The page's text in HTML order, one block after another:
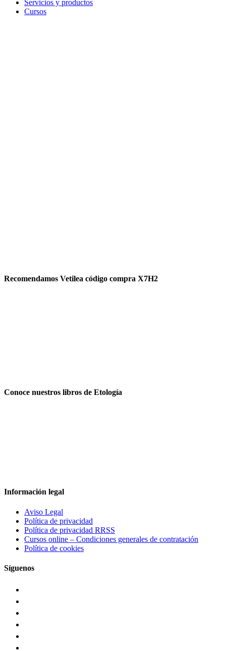
Servicios y productos
Cursos
Recomendamos Vetilea código compra X7H2
Conoce nuestros libros de Etología
Información legal
Aviso Legal
Política de privacidad
Política de privacidad RRSS
Cursos online – Condiciones generales de contratación
Política de cookies
Síguenos